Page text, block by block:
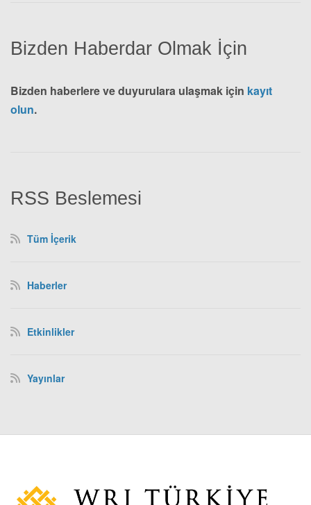
RSS Beslemesi
Tüm İçerik
Haberler
Etkinlikler
Yayınlar
Bizden Haberdar Olmak İçin
Bizden haberlere ve duyurulara ulaşmak için kayıt
olun.